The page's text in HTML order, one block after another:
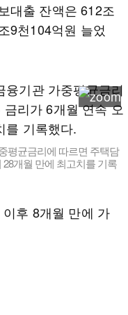
대출 잔액은 612조
9천104억원 늘었
평균금리에 따르면 주택담
개월 만에 최고치를 기록
후 8개월 만에 가